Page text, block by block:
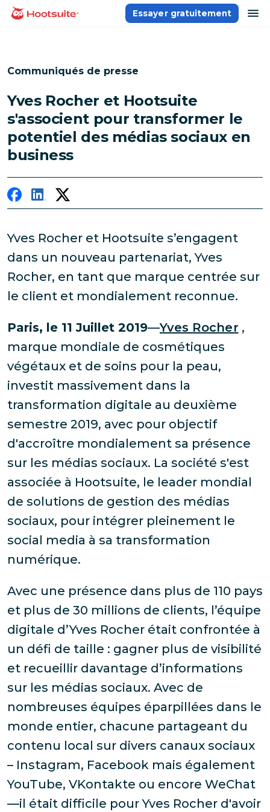
Aller
Accueil
Essayer gratuitement
Communiqués de presse
Yves Rocher et Hootsuite
s'associent pour transformer le
potentiel des médias sociaux en
business
Yves Rocher et Hootsuite s’engagent
dans un nouveau partenariat, Yves
Rocher, en tant que marque centrée sur
le client et mondialement reconnue.
Paris, le 11 Juillet 2019—Yves Rocher ,
marque mondiale de cosmétiques
végétaux et de soins pour la peau,
investit massivement dans la
transformation digitale au deuxième
semestre 2019, avec pour objectif
d'accroître mondialement sa présence
sur les médias sociaux. La société s'est
associée à Hootsuite, le leader mondial
de solutions de gestion des médias
sociaux, pour intégrer pleinement le
social media à sa transformation
numérique.
Avec une présence dans plus de 110 pays
et plus de 30 millions de clients, l’équipe
digitale d’Yves Rocher était confrontée à
un défi de taille : gagner plus de visibilité
et recueillir davantage d’informations
sur les médias sociaux. Avec de
nombreuses équipes éparpillées dans le
monde entier, chacune partageant du
contenu local sur divers canaux sociaux
– Instagram, Facebook mais également
YouTube, VKontakte ou encore WeChat
—il était difficile pour Yves Rocher d'avoir